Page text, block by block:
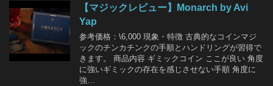
【マジックレビュー】Monarch by Avi
Yap
参考価格：\6,000 現象・特徴 古典的なコインマジ
ックのチンカチンクの手順とハンドリングが習得で
きます。 商品内容 ギミックコイン ここが良い 角度
に強いギミックの存在を感じさせない手順 角度に
強…